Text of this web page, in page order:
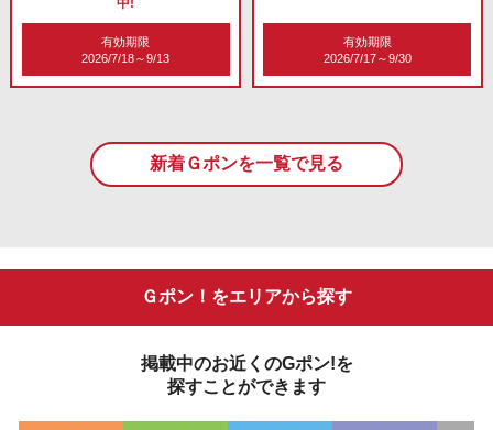
中!
有効期限
2026/7/18～9/13
有効期限
2026/7/17～9/30
新着Ｇポンを一覧で見る
Ｇポン！をエリアから探す
掲載中のお近くのGポン!を
探すことができます